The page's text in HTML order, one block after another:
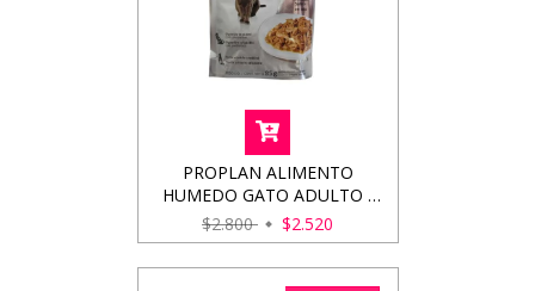
PROPLAN ALIMENTO
HUMEDO GATO ADULTO (
SALMON ) 85GRS
$2.800 $2.520